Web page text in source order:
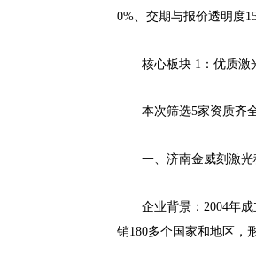
0%、交期与报价透明度
核心板块 1：优质激
本次筛选5家资质齐
一、济南金威刻激光
企业背景：2004年
销180多个国家和地区，